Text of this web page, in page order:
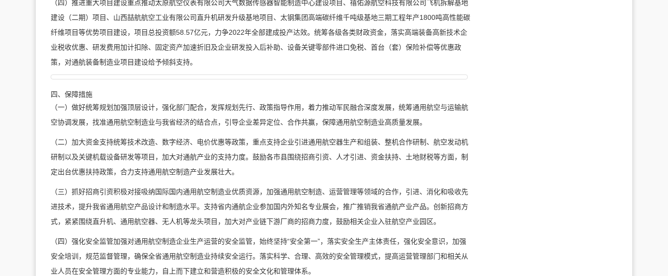
（四）推进重大项目建设重点推动太原航空仪表有限公司大气数据传感器智能制造中心建设项目、禧佑源航空科技有限公司飞机拆解基地
建设（二期）项目、山西喆航航空工业有限公司直升机研发升级基地项目、太钢集团高端碳纤维千吨级基地三期工程年产1800吨高性能碳
纤维项目等优势项目建设，项目总投资额58.57亿元，力争2022年全部建成投产达效。统筹各级各类财政资金，落实高端装备高新技术企
业税收优惠、研发费用加计扣除、固定资产加速折旧及企业研发投入后补助、设备关键零部件进口免税、首台（套）保险补偿等优惠政
策，对通航装备制造业项目建设给予倾斜支持。
四、保障措施
（一）做好统筹规划加强顶层设计，强化部门配合，发挥规划先行、政策指导作用，着力推动军民融合深度发展，统筹通用航空与运输航
空协调发展，找准通用航空制造业与我省经济的结合点，引导企业差异定位、合作共赢，保障通用航空制造业高质量发展。
（二）加大资金支持统筹技术改造、数字经济、电价优惠等政策， 重点支持企业引进通用航空器生产和组装、整机合作研制、航空发动机
研制以及关键机载设备研发等项目，加大对通航产业的支持力度。鼓励各市县围绕招商引资、人才引进、资金扶持、土地财税等方面，制
定出台优惠扶持政策，合力支持通用航空制造产业发展壮大。
（三）抓好招商引资积极对接吸纳国际国内通用航空制造业优质资源， 加强通用航空制造、运营管理等领域的合作，引进、消化和吸收先
进技术，提升我省通用航空产品设计和制造水平。支持省内通航企业参加国内外知名专业展会，推广推销我省通航产业产品。创新招商方
式，紧紧围绕直升机、通用航空器、无人机等龙头项目，加大对产业链下游厂商的招商力度，鼓励相关企业入驻航空产业园区。
（四）强化安全监管加强对通用航空制造企业生产运营的安全监管，始终坚持“安全第一”，落实安全生产主体责任，强化安全意识，加强
安全培训，规范监督管理，确保全省通用航空制造业持续安全运行。落实科学、合理、高效的安全管理模式，提高运营管理部门和相关从
业人员在安全管理方面的专业能力，自上而下建立和营造积极的安全文化和管理体系。